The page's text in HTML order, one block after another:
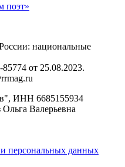
поэт»
национальные
от 25.08.2023.
ИНН 6685155934
Валерьевна
персональных данных